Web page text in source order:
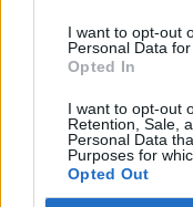
I want to opt-out
Personal Data
Opted In
I want to opt-out
Retention, Sale,
Personal Data
Purposes for
Opted Out
11 Ιουλίου 2025
Δημοφιλές
πόνο